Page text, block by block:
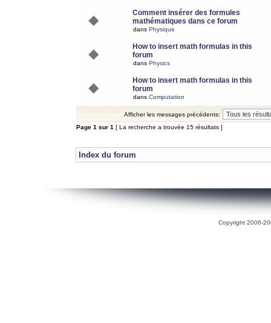
Comment insérer des formules
mathématiques dans ce forum
dans Physique
How to insert math formulas in this
forum
dans Physics
How to insert math formulas in this
forum
dans Computation
Afficher les messages précédents:
Page 1 sur 1 [ La recherche a trouvée 15 résultats ]
Index du forum
Copyright 2006-